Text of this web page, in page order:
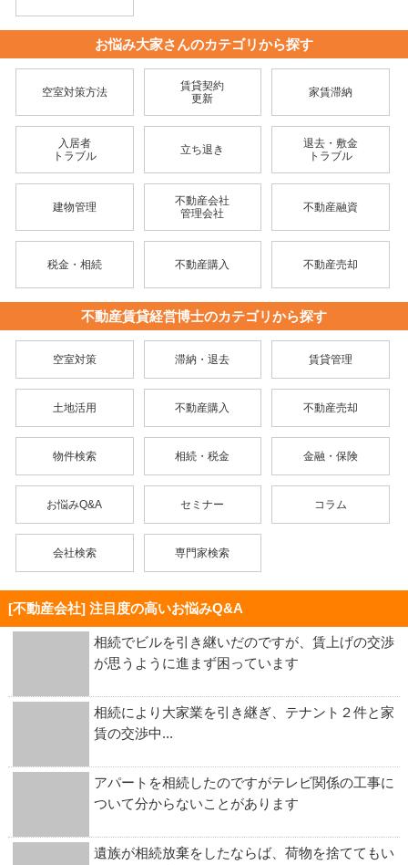
お悩み大家さんのカテゴリから探す
空室対策方法
賃貸契約
更新
家賃滞納
入居者
トラブル
立ち退き
退去・敷金
トラブル
建物管理
不動産会社
管理会社
不動産融資
税金・相続 不動産購入 不動産売却
不動産賃貸経営博士のカテゴリから探す
空室対策 滞納・退去 賃貸管理
土地活用 不動産購入 不動産売却
物件検索 相続・税金 金融・保険
お悩みQ&A セミナー コラム
会社検索 専門家検索
[不動産会社] 注目度の高いお悩みQ&A
相続でビルを引き継いだのですが、賃上げの交渉
が思うように進まず困っています
相続により大家業を引き継ぎ、テナント２件と家
賃の交渉中...
アパートを相続したのですがテレビ関係の工事に
ついて分からないことがあります
遺族が相続放棄をしたならば、荷物を捨ててもい